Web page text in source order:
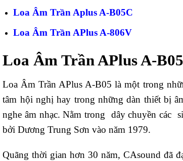
Loa Âm Trần Aplus A-B05C
Loa Âm Trần APlus A-806V
Loa Âm Trần APlus A-
Loa Âm Trần APlus A-B05 là một trong
tâm hội nghị hay trong những dàn thiết bị
nghe âm nhạc. Nằm trong dây chuyền các
bởi Dương Trung Sơn vào năm 1979.
Quãng thời gian hơn 30 năm, CAsound đã